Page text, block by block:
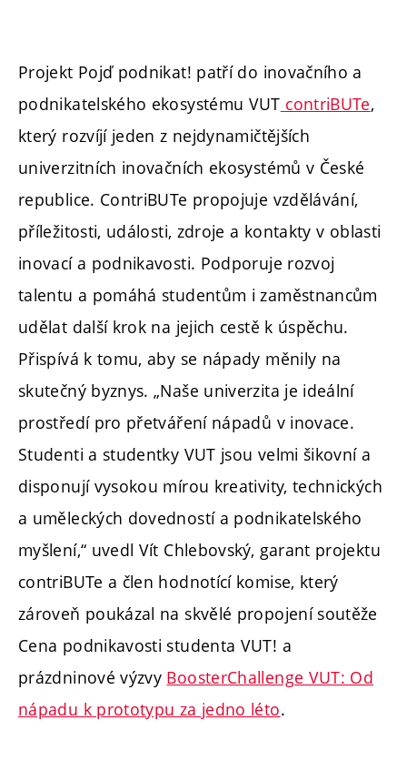
Projekt Pojď podnikat! patří do inovačního a
podnikatelského ekosystému VUT contriBUTe,
který rozvíjí jeden z nejdynamičtějších
univerzitních inovačních ekosystémů v České
republice. ContriBUTe propojuje vzdělávání,
příležitosti, události, zdroje a kontakty v oblasti
inovací a podnikavosti. Podporuje rozvoj
talentu a pomáhá studentům i zaměstnancům
udělat další krok na jejich cestě k úspěchu.
Přispívá k tomu, aby se nápady měnily na
skutečný byznys. „Naše univerzita je ideální
prostředí pro přetváření nápadů v inovace.
Studenti a studentky VUT jsou velmi šikovní a
disponují vysokou mírou kreativity, technických
a uměleckých dovedností a podnikatelského
myšlení,“ uvedl Vít Chlebovský, garant projektu
contriBUTe a člen hodnotící komise, který
zároveň poukázal na skvělé propojení soutěže
Cena podnikavosti studenta VUT! a
prázdninové výzvy BoosterChallenge VUT: Od
nápadu k prototypu za jedno léto.